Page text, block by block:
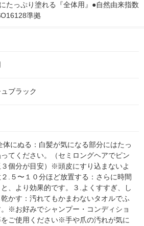
たっぷり塗れる『全体用』●自然由来指数
準拠
ブラック
体にぬる：白髪が気になる部分にはたっ
てください。（セミロングヘアでピン
個分が目安）※頭皮にすり込まないよ
２.５〜１０分ほど放置する：さらに時間
、より効果的です。３.よくすすぎ、し
乾かす：汚れてもかまわないタオルでふ
。※お好みでシャンプー・コンディショ
ご使用ください※手や爪の汚れが気に